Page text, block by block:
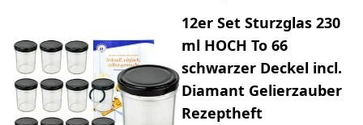
12er Set Sturzglas 230
ml HOCH To 66
schwarzer Deckel incl.
Diamant Gelierzauber
Rezeptheft